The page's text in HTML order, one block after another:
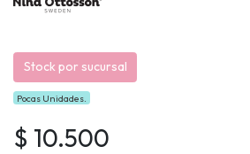
Stock por sucursal
Pocas Unidades.
$ 10.500